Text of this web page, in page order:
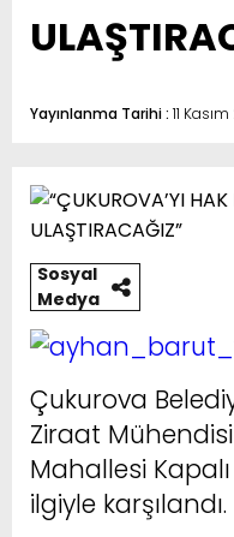
Yayınlanma Tarihi : 11
Sosyal
Medya
Çukurova
Ziraat
Mahallesi
ilgiyle karşılandı.